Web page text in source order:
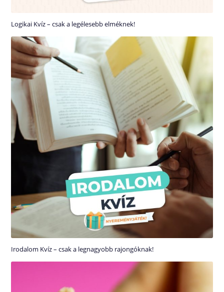
Logikai Kvíz – csak a legélesebb elméknek!
Irodalom Kvíz – csak a legnagyobb rajongóknak!